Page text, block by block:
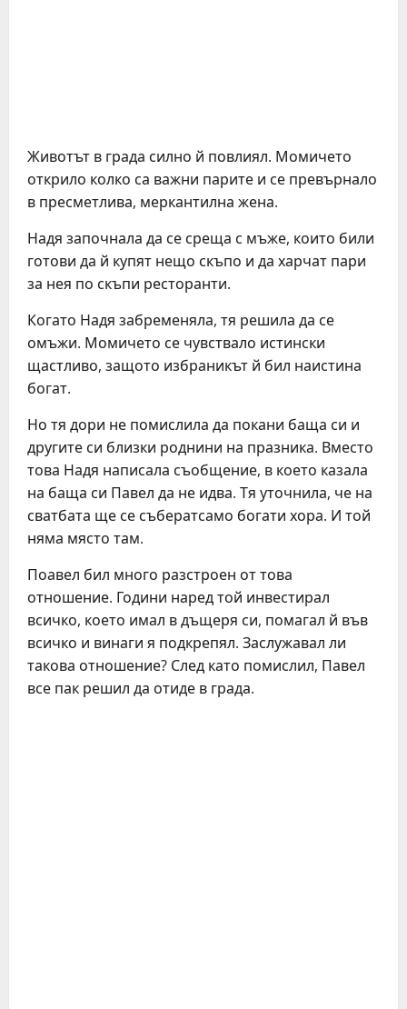
Животът в града силно й повлиял. Момичето
открило колко са важни парите и се превърнало
в пресметлива, меркантилна жена.
Надя започнала да се среща с мъже, които били
готови да й купят нещо скъпо и да харчат пари
за нея по скъпи ресторанти.
Когато Надя забременяла, тя решила да се
омъжи. Момичето се чувствало истински
щастливо, защото избраникът й бил наистина
богат.
Но тя дори не помислила да покани баща си и
другите си близки роднини на празника. Вместо
това Надя написала съобщение, в което казала
на баща си Павел да не идва. Тя уточнила, че на
сватбата ще се събератсамо богати хора. И той
няма място там.
Поавел бил много разстроен от това
отношение. Години наред той инвестирал
всичко, което имал в дъщеря си, помагал й във
всичко и винаги я подкрепял. Заслужавал ли
такова отношение? След като помислил, Павел
все пак решил да отиде в града.